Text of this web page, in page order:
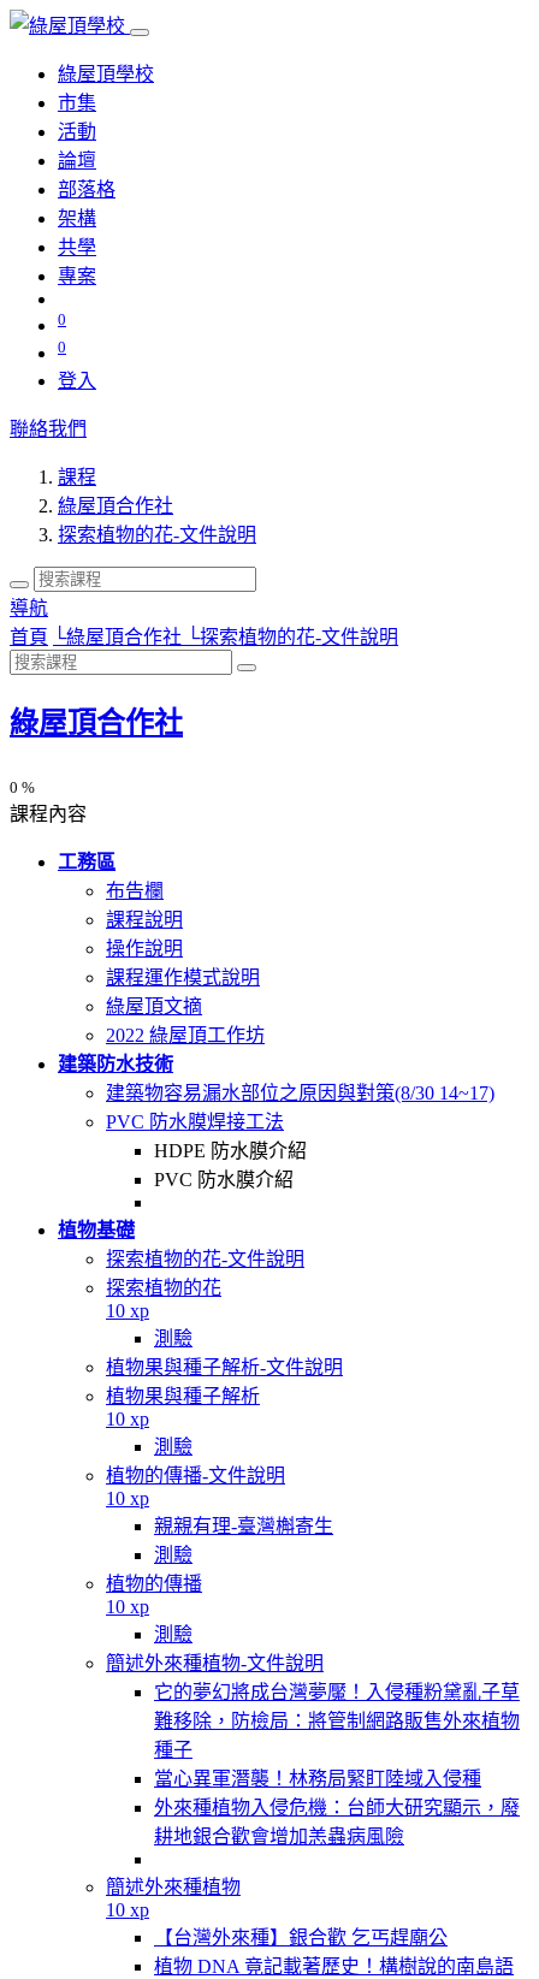
綠屋頂學校
市集
活動
論壇
部落格
架構
共學
專案
0
0
登入
聯絡我們
課程
綠屋頂合作社
探索植物的花-文件說明
導航
首頁
└綠屋頂合作社 └探索植物的花-文件說明
綠屋頂合作社
0 %
課程內容
工務區
布告欄
課程說明
操作說明
課程運作模式說明
綠屋頂文摘
2022 綠屋頂工作坊
建築防水技術
建築物容易漏水部位之原因與對策(8/30 14~17)
PVC 防水膜焊接工法
HDPE 防水膜介紹
PVC 防水膜介紹
植物基礎
探索植物的花-文件說明
探索植物的花
10 xp
測驗
植物果與種子解析-文件說明
植物果與種子解析
10 xp
測驗
植物的傳播-文件說明
10 xp
親親有理-臺灣槲寄生
測驗
植物的傳播
10 xp
測驗
簡述外來種植物-文件說明
它的夢幻將成台灣夢魘！入侵種粉黛亂子草
難移除，防檢局：將管制網路販售外來植物
種子
當心異軍潛襲！林務局緊盯陸域入侵種
外來種植物入侵危機：台師大研究顯示，廢
耕地銀合歡會增加恙蟲病風險
簡述外來種植物
10 xp
【台灣外來種】銀合歡 乞丐趕廟公
植物 DNA 竟記載著歷史！構樹說的南島語